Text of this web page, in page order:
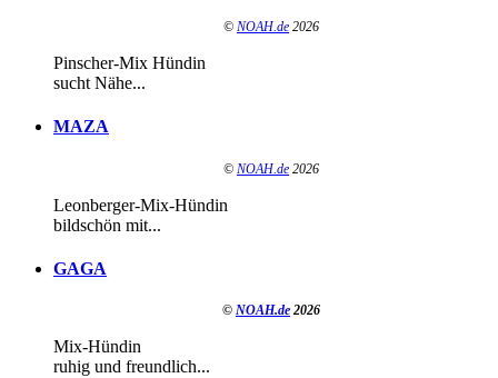
© NOAH.de 2026
Pinscher-Mix Hündin
sucht Nähe...
MAZA
© NOAH.de 2026
Leonberger-Mix-Hündin
bildschön mit...
GAGA
© NOAH.de 2026
Mix-Hündin
ruhig und freundlich...